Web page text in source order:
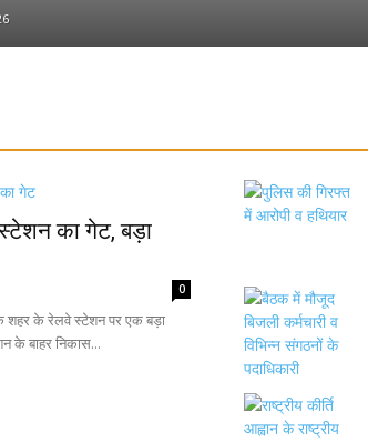
का गेट, बड़ा
0
शहर के रेलवे स्टेशन पर एक बड़ा
के बाहर निकास...